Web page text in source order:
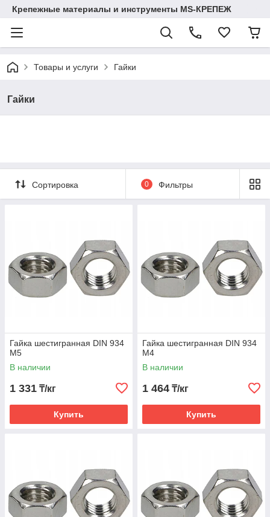
Крепежные материалы и инструменты MS-КРЕПЕЖ
Товары и услуги Гайки
Гайки
Сортировка 0 Фильтры
Гайка шестигранная DIN 934
М5
В наличии
1 331 ₸/кг
Купить
Гайка шестигранная DIN 934
M4
В наличии
1 464 ₸/кг
Купить